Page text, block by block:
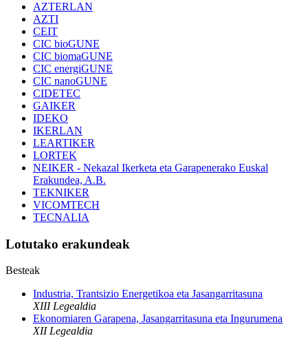
AZTERLAN
AZTI
CEIT
CIC bioGUNE
CIC biomaGUNE
CIC energiGUNE
CIC nanoGUNE
CIDETEC
GAIKER
IDEKO
IKERLAN
LEARTIKER
LORTEK
NEIKER - Nekazal Ikerketa eta Garapenerako Euskal
Erakundea, A.B.
TEKNIKER
VICOMTECH
TECNALIA
Lotutako erakundeak
Besteak
Industria, Trantsizio Energetikoa eta Jasangarritasuna
XIII Legealdia
Ekonomiaren Garapena, Jasangarritasuna eta Ingurumena
XII Legealdia